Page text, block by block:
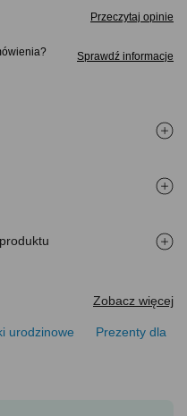
Przeczytaj opinie
Sprawdź informacje
Zobacz więcej
urodzinowe
Prezenty dla